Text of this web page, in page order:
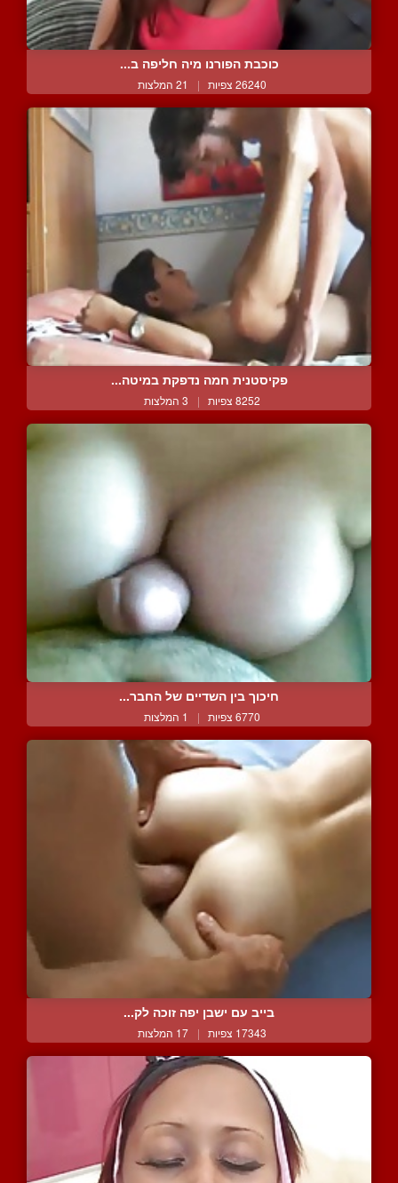
כוכבת הפורנו מיה חליפה ב...
26240 צפיות | 21 המלצות
פקיסטנית חמה נדפקת במיטה...
8252 צפיות | 3 המלצות
חיכוך בין השדיים של החבר...
6770 צפיות | 1 המלצות
בייב עם ישבן יפה זוכה לק...
17343 צפיות | 17 המלצות